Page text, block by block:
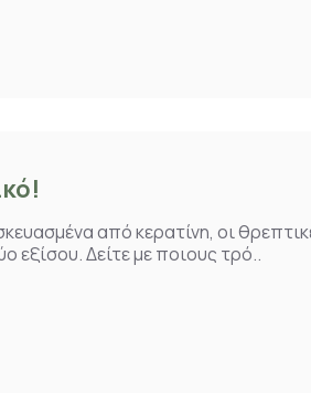
από κερατίνη, οι
εξίσου. Δείτε με ποιους τρό..